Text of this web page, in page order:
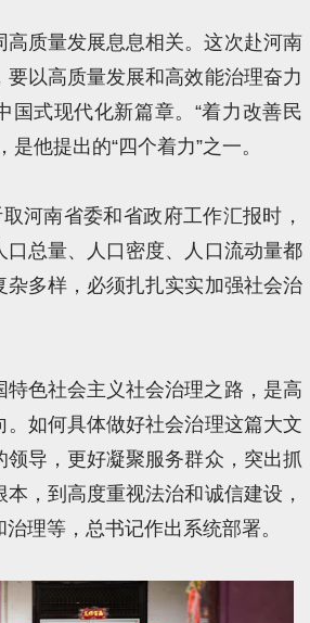
高质量发展息息相关。这次赴河南
要以高质量发展和高效能治理奋力
国式现代化新篇章。“着力改善民
是他提出的“四个着力”之一。
河南省委和省政府工作汇报时，
口总量、人口密度、人口流动量都
杂多样，必须扎扎实实加强社会治
特色社会主义社会治理之路，是高
。如何具体做好社会治理这篇大文
领导，更好凝聚服务群众，突出抓
，到高度重视法治和诚信建设，
理等，总书记作出系统部署。